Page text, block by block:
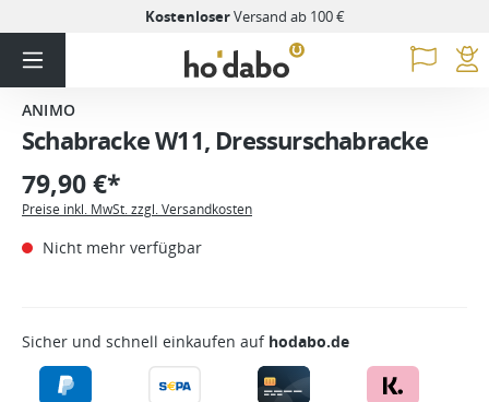
KostenloserVersand ab 100 €
ANIMO
Schabracke W11, Dressurschabracke
79,90 €*
Preise inkl. MwSt. zzgl. Versandkosten
Nicht mehr verfügbar
Sicher und schnell einkaufen auf hodabo.de